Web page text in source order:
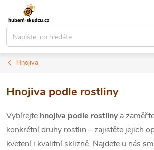
obsah
Hnojiva
Hnojiva podle rostliny
Vybírejte hnojiva podle rostlinya
konkrétní druhy rostlin – zajistěte jejich
kvetení i kvalitní sklizně. Najdete u nás